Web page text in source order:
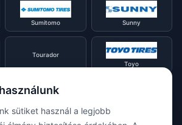
Sumitomo Sunny
Tourador
Toyo
sütiket használ a legjobb